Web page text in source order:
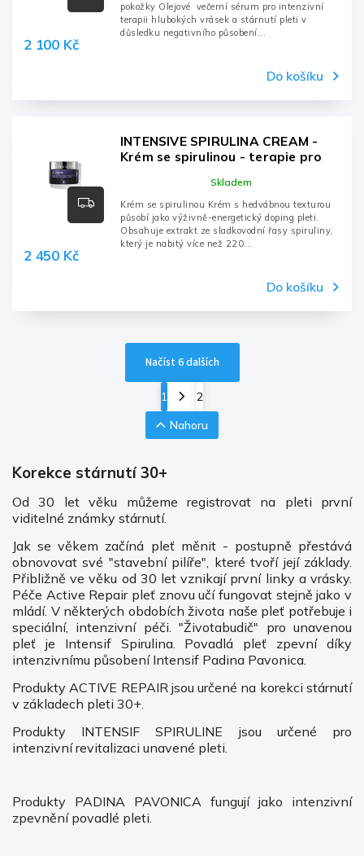
2 100 Kč
Do košíku
pokožky Olejové večerní sérum pro intenzivní
terapii hlubokých vrásek a stárnutí pleti v
důsledku negativního působení...
INTENSIVE SPIRULINA CREAM -
Krém se spirulinou - terapie pro
Skladem
2 450 Kč
Do košíku
Krém se spirulinou Krém s hedvábnou texturou
působí jako výživně-energetický doping pleti.
Obsahuje extrakt ze sladkovodní řasy spiruliny,
který je nabitý více než 220...
Načíst 6 dalších
1
2
Nahoru
Korekce stárnutí 30+
Od 30 let věku můžeme registrovat na pleti první
viditelné známky stárnutí.
Jak se věkem začíná pleť měnit - postupně přestává
obnovovat své "stavební pilíře", které tvoří její základy.
Přibližně ve věku od 30 let vznikají první linky a vrásky.
Péče Active Repair pleť znovu učí fungovat stejně jako v
mládí. V některých obdobích života naše pleť potřebuje i
speciální, intenzivní péči. "Životabudič" pro unavenou
pleť je Intensif Spirulina. Povadlá pleť zpevní díky
intenzivnímu působení Intensif Padina Pavonica.
Produkty ACTIVE REPAIR jsou určené na korekci stárnutí
v základech pleti 30+.
Produkty INTENSIF SPIRULINE jsou určené pro
intenzivní revitalizaci unavené pleti.
Produkty PADINA PAVONICA fungují jako intenzivní
zpevnění povadlé pleti.